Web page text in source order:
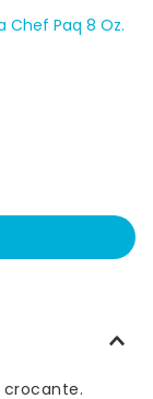
Chef Paq 8 Oz.